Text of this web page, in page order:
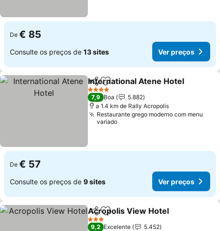
De € 85
Consulte os preços de 13 sites Ver preços
PartilharAdicionar aos favoritos
International Atene Hotel
4 Estrelas
7,9 Boa
5.882
a 1.4 km de Rally Acropolis
Restaurante grego moderno com menu
variado
De € 57
Consulte os preços de 9 sites Ver preços
PartilharAdicionar aos favoritos
Acropolis View Hotel
3 Estrelas
9,2 Excelente
5.452